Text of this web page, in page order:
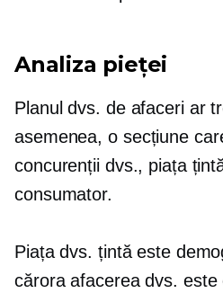
Analiza pieței
Planul dvs. de afaceri ar
asemenea, o secțiune
concurenții dvs., piața
consumator.
Piața dvs. țintă este
cărora afacerea dvs.